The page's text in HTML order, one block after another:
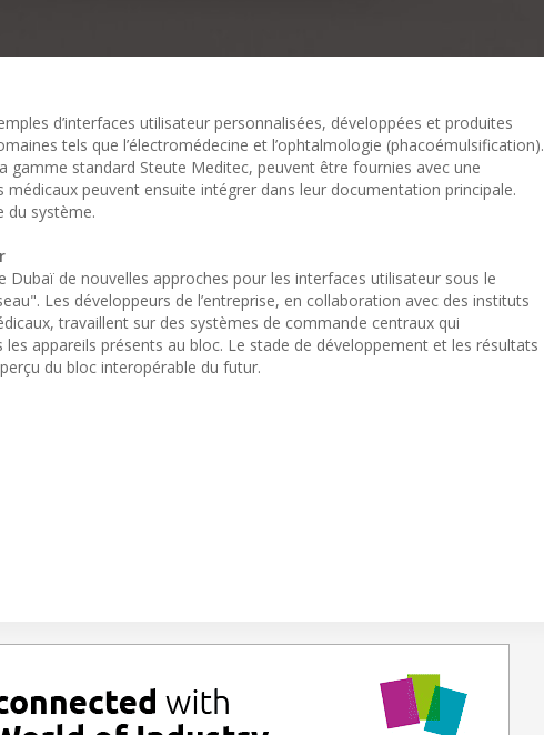
d’interfaces utilisateur personnalisées, développées et produites
tels que l’électromédecine et l’ophtalmologie (phacoémulsification).
gamme standard Steute Meditec, peuvent être fournies avec une
peuvent ensuite intégrer dans leur documentation principale.
du système.
de nouvelles approches pour les interfaces utilisateur sous le
Les développeurs de l’entreprise, en collaboration avec des instituts
travaillent sur des systèmes de commande centraux qui
appareils présents au bloc. Le stade de développement et les résultats
du bloc interopérable du futur.